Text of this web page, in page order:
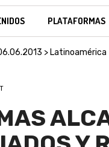
PLATAFORMAS
> Latinoamérica